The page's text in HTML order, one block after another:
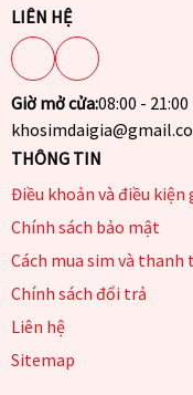
LIÊN HỆ
Giờ mở cửa:08:00 - 21:00
THÔNG TIN
Điều khoản và điều kiện
Chính sách bảo mật
Cách mua sim và thanh
Chính sách đổi trả
Liên hệ
Sitemap